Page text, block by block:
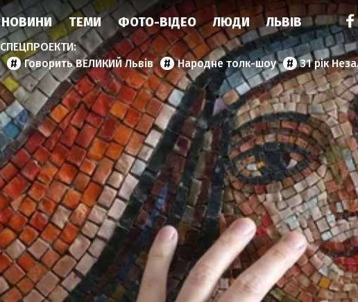
НОВИНИ ТЕМИ ФОТО-ВІДЕО ЛЮДИ ЛЬВІВ
Говорить ВЕЛИКИЙ Львів Народне толк-шоу 31 рік